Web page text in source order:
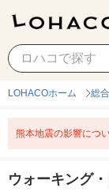
ウォーキング・
LOHACOホーム 総
熊本地震の影響につ
ウォーキング